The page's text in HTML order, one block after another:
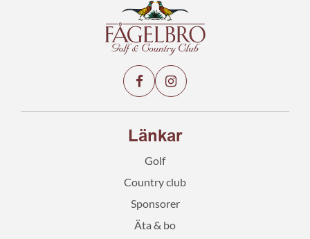
Länkar
Golf
Country club
Sponsorer
Äta & bo